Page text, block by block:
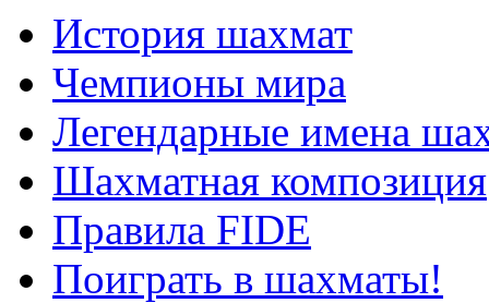
История шахмат
Чемпионы мира
Легендарные имена
Шахматная композиция
Правила FIDE
Поиграть в шахматы!